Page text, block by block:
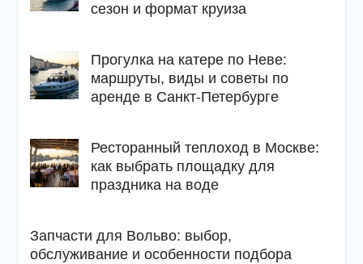
сезон и формат круиза
Прогулка на катере по Неве:
маршруты, виды и советы по
аренде в Санкт-Петербурге
Ресторанный теплоход в Москве:
как выбрать площадку для
праздника на воде
Запчасти для Вольво: выбор,
обслуживание и особенности подбора